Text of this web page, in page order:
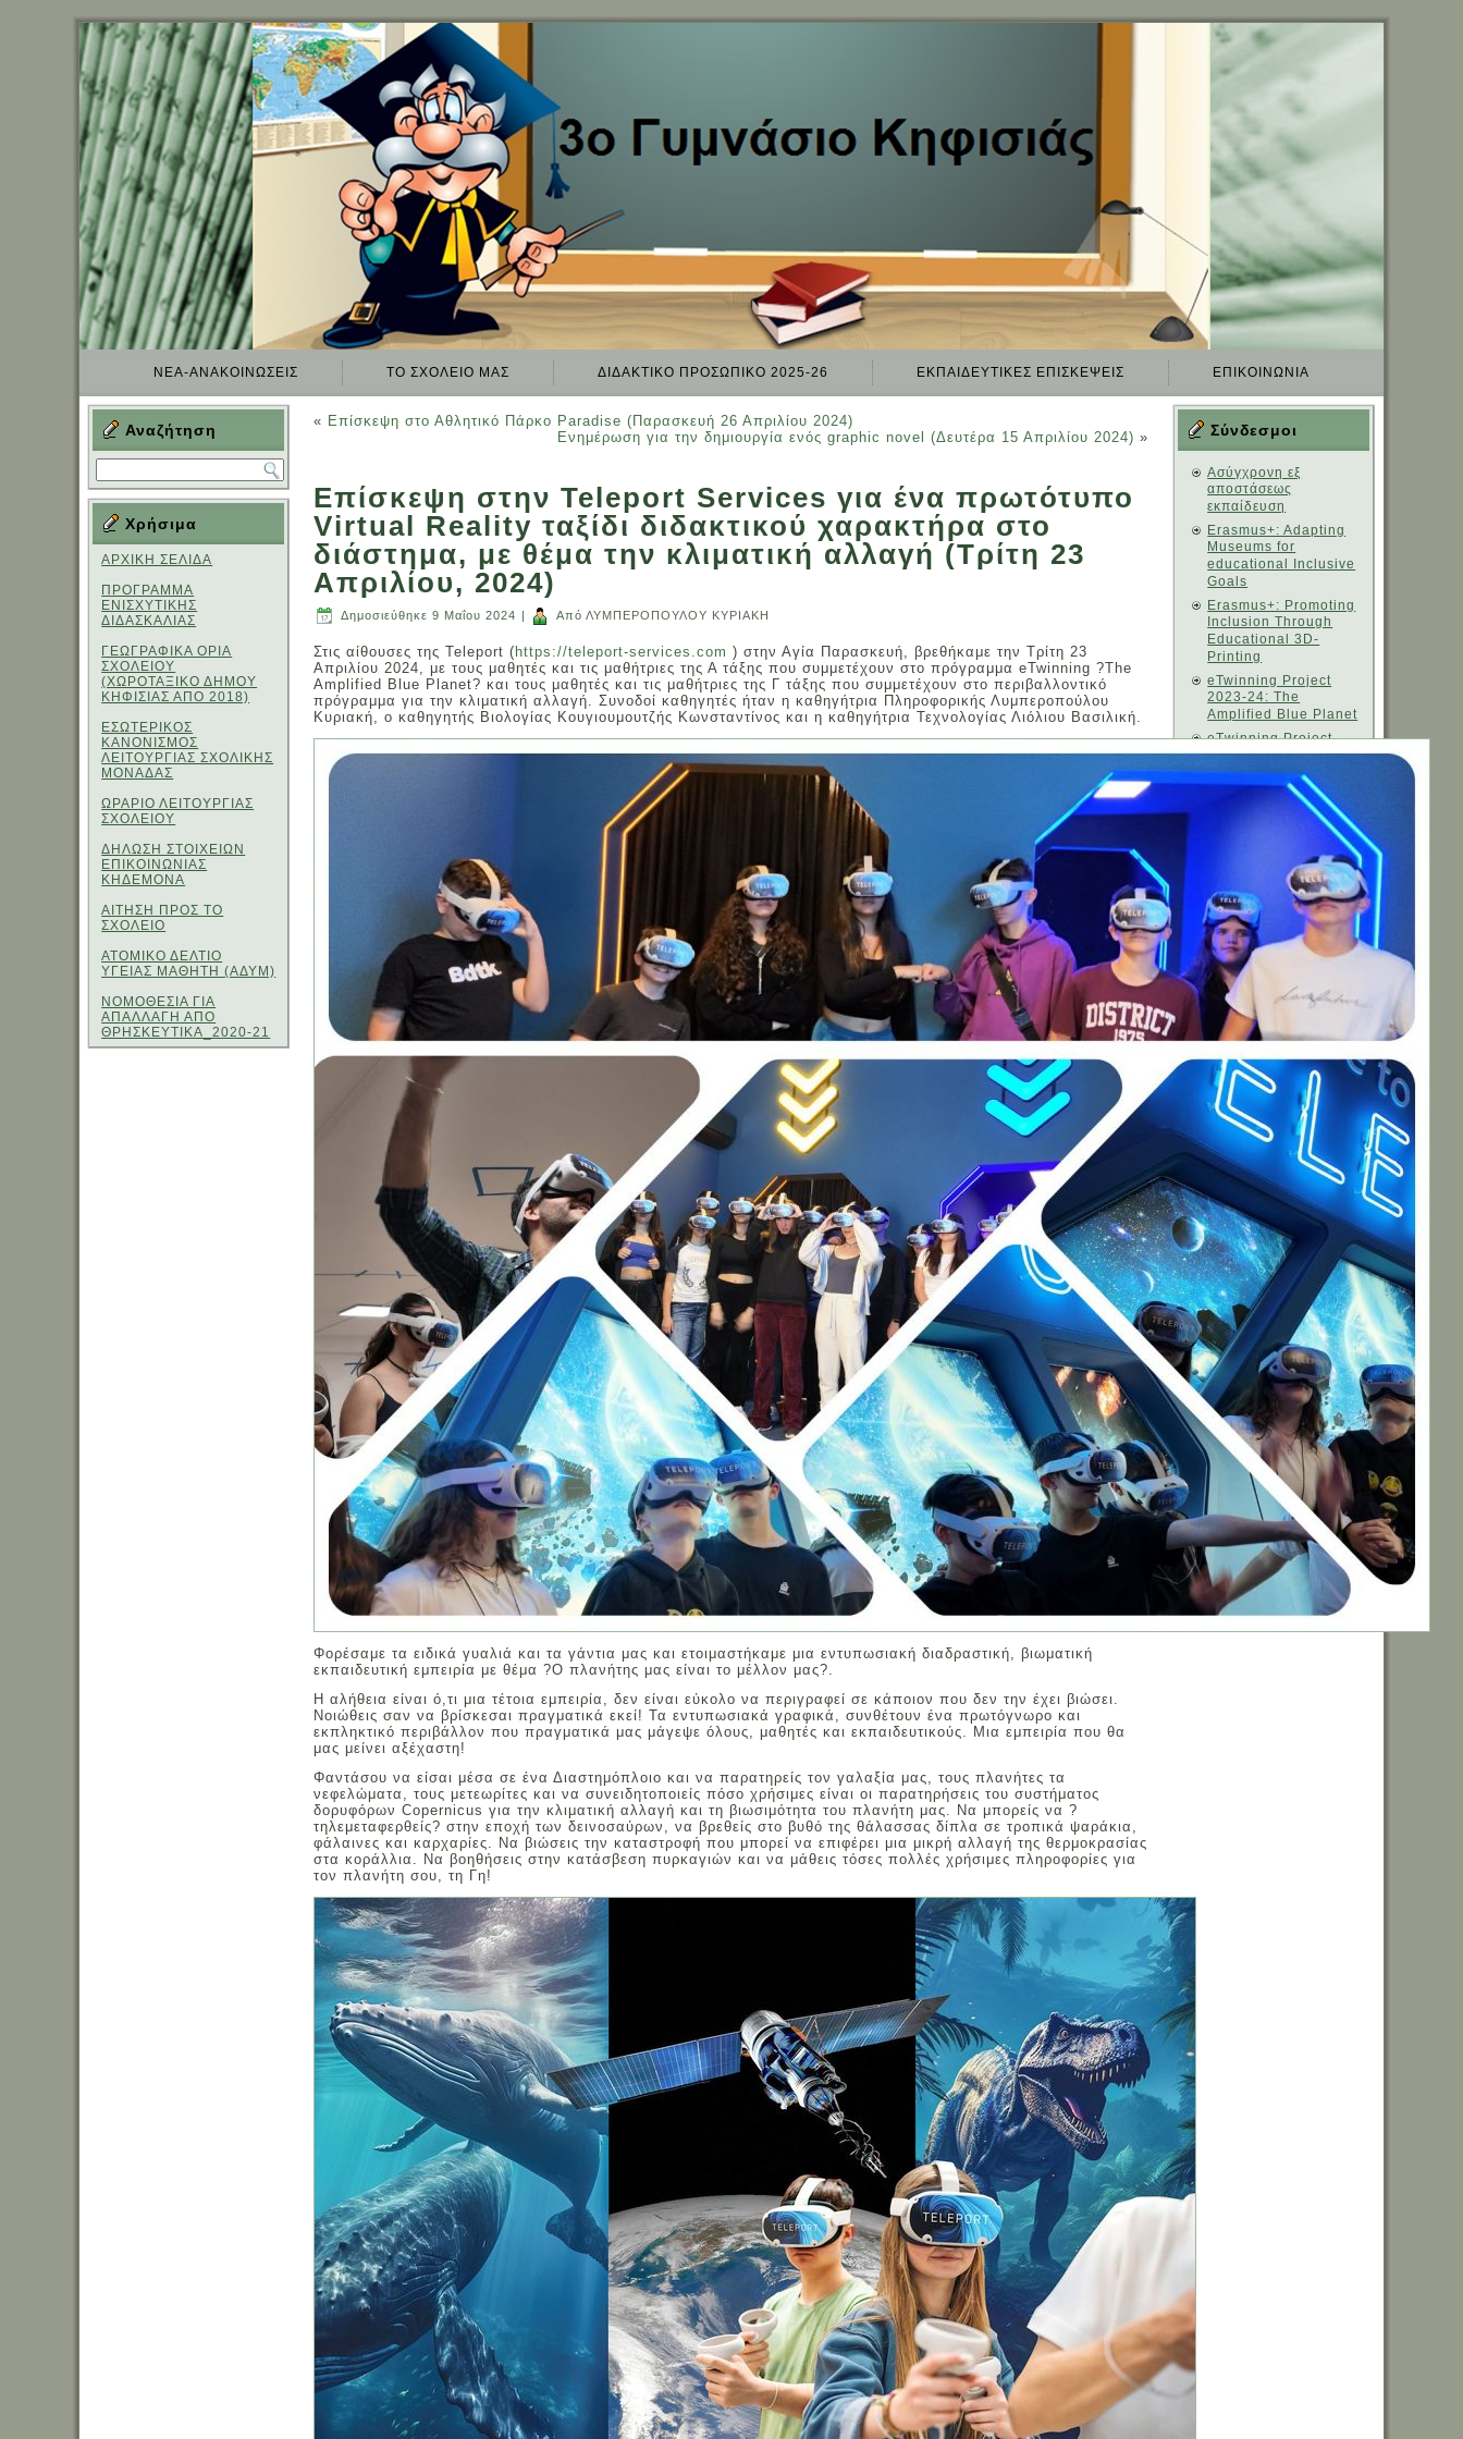
ΝΈΑ-ΑΝΑΚΟΙΝΏΣΕΙΣ TO ΣΧΟΛΕΊΟ ΜΑΣ ΔΙΔΑΚΤΙΚΌ ΠΡΟΣΩΠΙΚΌ 2025-26 ΕΚΠΑΙΔΕΥΤΙΚΈΣ ΕΠΙΣΚΈΨΕΙΣ ΕΠΙΚΟΙΝΩΝΊΑ
Αναζήτηση
Χρήσιμα
ΑΡΧΙΚΗ ΣΕΛΙΔΑ
ΠΡΟΓΡΑΜΜΑ
ΕΝΙΣΧΥΤΙΚΗΣ
ΔΙΔΑΣΚΑΛΙΑΣ
ΓΕΩΓΡΑΦΙΚΑ ΟΡΙΑ
ΣΧΟΛΕΙΟΥ
(ΧΩΡΟΤΑΞΙΚΟ ΔΗΜΟΥ
ΚΗΦΙΣΙΑΣ ΑΠΟ 2018)
ΕΣΩΤΕΡΙΚΟΣ
ΚΑΝΟΝΙΣΜΟΣ
ΛΕΙΤΟΥΡΓΙΑΣ ΣΧΟΛΙΚΗΣ
ΜΟΝΑΔΑΣ
ΩΡΑΡΙΟ ΛΕΙΤΟΥΡΓΙΑΣ
ΣΧΟΛΕΙΟΥ
ΔΗΛΩΣΗ ΣΤΟΙΧΕΙΩΝ
ΕΠΙΚΟΙΝΩΝΙΑΣ
ΚΗΔΕΜΟΝΑ
ΑΙΤΗΣΗ ΠΡΟΣ ΤΟ
ΣΧΟΛΕΙΟ
ΑΤΟΜΙΚΟ ΔΕΛΤΙΟ
ΥΓΕΙΑΣ ΜΑΘΗΤΗ (ΑΔΥΜ)
ΝΟΜΟΘΕΣΙΑ ΓΙΑ
ΑΠΑΛΛΑΓΗ ΑΠΟ
ΘΡΗΣΚΕΥΤΙΚΑ_2020-21
« Επίσκεψη στο Αθλητικό Πάρκο Paradise (Παρασκευή 26 Απριλίου 2024)
Ενημέρωση για την δημιουργία ενός graphic novel (Δευτέρα 15 Απριλίου 2024) »
Επίσκεψη στην Teleport Services για ένα πρωτότυπο
Virtual Reality ταξίδι διδακτικού χαρακτήρα στο
διάστημα, με θέμα την κλιματική αλλαγή (Τρίτη 23
Απριλίου, 2024)
Δημοσιεύθηκε 9 Μαΐου 2024 | Από ΛΥΜΠΕΡΟΠΟΥΛΟΥ ΚΥΡΙΑΚΗ
Στις αίθουσες της Teleport ( https://teleport-services.com ) στην Αγία Παρασκευή, βρεθήκαμε την Τρίτη 23
Απριλίου 2024, με τους μαθητές και τις μαθήτριες της Α τάξης που συμμετέχουν στο πρόγραμμα eTwinning ?The
Amplified Blue Planet? και τους μαθητές και τις μαθήτριες της Γ τάξης που συμμετέχουν στο περιβαλλοντικό
πρόγραμμα για την κλιματική αλλαγή. Συνοδοί καθηγητές ήταν η καθηγήτρια Πληροφορικής Λυμπεροπούλου
Κυριακή, ο καθηγητής Βιολογίας Κουγιουμουτζής Κωνσταντίνος και η καθηγήτρια Τεχνολογίας Λιόλιου Βασιλική.
Φορέσαμε τα ειδικά γυαλιά και τα γάντια μας και ετοιμαστήκαμε μια εντυπωσιακή διαδραστική, βιωματική
εκπαιδευτική εμπειρία με θέμα ?Ο πλανήτης μας είναι το μέλλον μας?.
Η αλήθεια είναι ό,τι μια τέτοια εμπειρία, δεν είναι εύκολο να περιγραφεί σε κάποιον που δεν την έχει βιώσει.
Νοιώθεις σαν να βρίσκεσαι πραγματικά εκεί! Τα εντυπωσιακά γραφικά, συνθέτουν ένα πρωτόγνωρο και
εκπληκτικό περιβάλλον που πραγματικά μας μάγεψε όλους, μαθητές και εκπαιδευτικούς. Μια εμπειρία που θα
μας μείνει αξέχαστη!
Φαντάσου να είσαι μέσα σε ένα Διαστημόπλοιο και να παρατηρείς τον γαλαξία μας, τους πλανήτες τα
νεφελώματα, τους μετεωρίτες και να συνειδητοποιείς πόσο χρήσιμες είναι οι παρατηρήσεις του συστήματος
δορυφόρων Copernicus για την κλιματική αλλαγή και τη βιωσιμότητα του πλανήτη μας. Να μπορείς να ?
τηλεμεταφερθείς? στην εποχή των δεινοσαύρων, να βρεθείς στο βυθό της θάλασσας δίπλα σε τροπικά ψαράκια,
φάλαινες και καρχαρίες. Να βιώσεις την καταστροφή που μπορεί να επιφέρει μια μικρή αλλαγή της θερμοκρασίας
στα κοράλλια. Να βοηθήσεις στην κατάσβεση πυρκαγιών και να μάθεις τόσες πολλές χρήσιμες πληροφορίες για
τον πλανήτη σου, τη Γη!
Σύνδεσμοι
Aσύγχρονη εξ
αποστάσεως
εκπαίδευση
Erasmus+: Adapting
Museums for
educational Inclusive
Goals
Erasmus+: Promoting
Inclusion Through
Educational 3D-
Printing
eTwinning Project
2023-24: The
Amplified Blue Planet
eΤwinning Project
2023-24 "My city, my
region, my country"
Model United Nations
Ευρωπαϊκή Εβδομάδα
Προγραμματισμού
Η ανοικτή γραμμή
καταγγελιών για
παράνομο περιεχόμενο
του 'Ιντερνετ
Η Σχολική Εφημερίδα
του 3ου Γυμνασίου
Κηφισιάς
και Κηδεμόνων 3ου
Γυμνασίου Κηφισιάς
Σύγχρονη εξ
αποστάσεως
εκπαίδευση
Ενημερωτικά
* Ενημερωτικό Κείμενο
των Πράξεων
«Πρόγραμμα
εξειδικευμένης
εκπαιδευτικής
υποστήριξης για ένταξη
μαθητών με αναπηρία ή/
και ειδικές εκπαιδευτικές
ανάγκες», ΑΠ1,ΑΠ2,ΑΠ3
(MIS 520707, 485613,
485614)
* Dedicated to all the
suffering refugees of the
world
Επισκέπτες